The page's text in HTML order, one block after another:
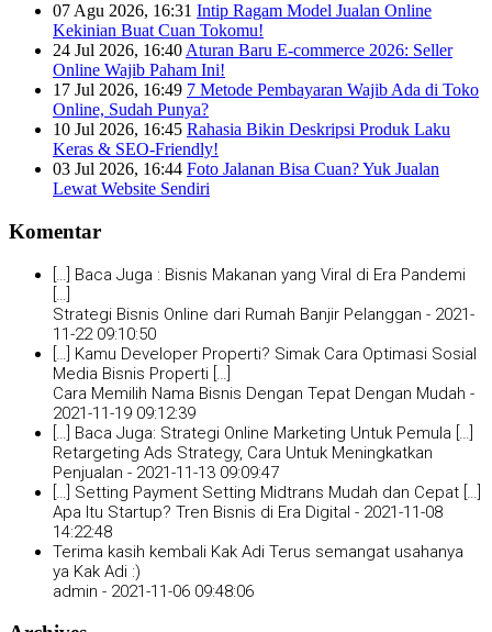
07 Agu 2026, 16:31 Intip Ragam Model Jualan Online
Kekinian Buat Cuan Tokomu!
24 Jul 2026, 16:40 Aturan Baru E-commerce 2026: Seller
Online Wajib Paham Ini!
17 Jul 2026, 16:49 7 Metode Pembayaran Wajib Ada di Toko
Online, Sudah Punya?
10 Jul 2026, 16:45 Rahasia Bikin Deskripsi Produk Laku
Keras & SEO-Friendly!
03 Jul 2026, 16:44 Foto Jalanan Bisa Cuan? Yuk Jualan
Lewat Website Sendiri
Komentar
[…] Baca Juga : Bisnis Makanan yang Viral di Era Pandemi
Strategi Bisnis Online dari Rumah Banjir Pelanggan - 2021-
11-22 09:10:50
[…] Kamu Developer Properti? Simak Cara Optimasi Sosial
Media Bisnis Properti […]
Cara Memilih Nama Bisnis Dengan Tepat Dengan Mudah -
2021-11-19 09:12:39
[…] Baca Juga: Strategi Online Marketing Untuk Pemula […]
Retargeting Ads Strategy, Cara Untuk Meningkatkan
Penjualan - 2021-11-13 09:09:47
[…] Setting Payment Setting Midtrans Mudah dan Cepat […]
Apa Itu Startup? Tren Bisnis di Era Digital - 2021-11-08
14:22:48
Terima kasih kembali Kak Adi Terus semangat usahanya
ya Kak Adi :)
admin - 2021-11-06 09:48:06